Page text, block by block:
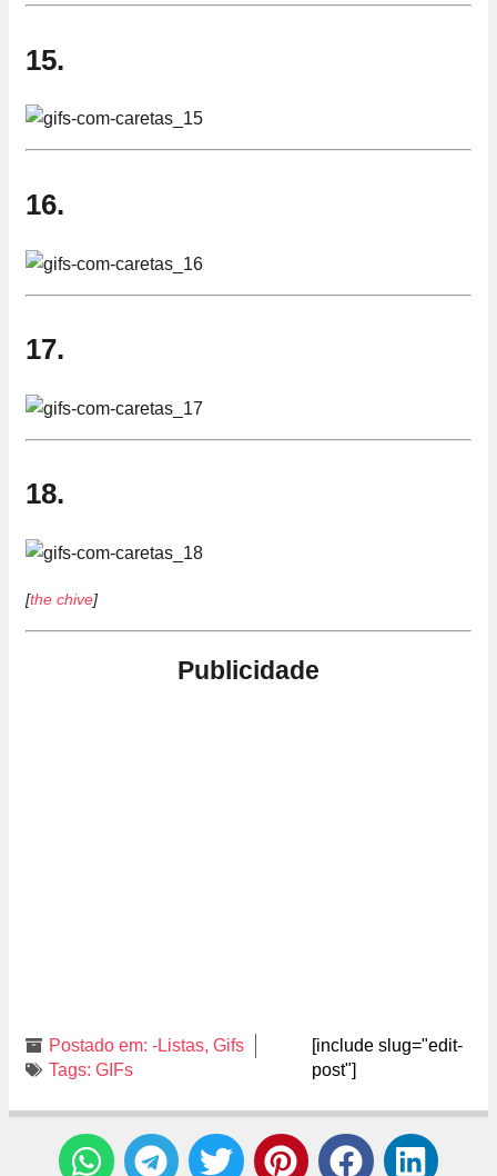
15.
16.
17.
18.
[the chive]
Publicidade
Postado em: -Listas, Gifs
Tags: GIFs
[include slug="edit-
post"]